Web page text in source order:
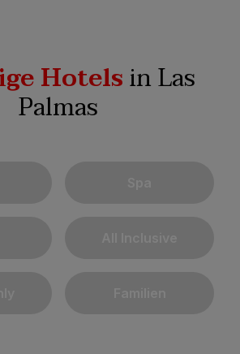
Hotelsin Las
Palmas